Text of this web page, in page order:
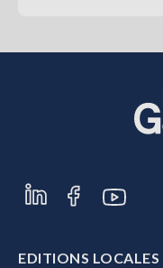
EDITIONS LOCALES